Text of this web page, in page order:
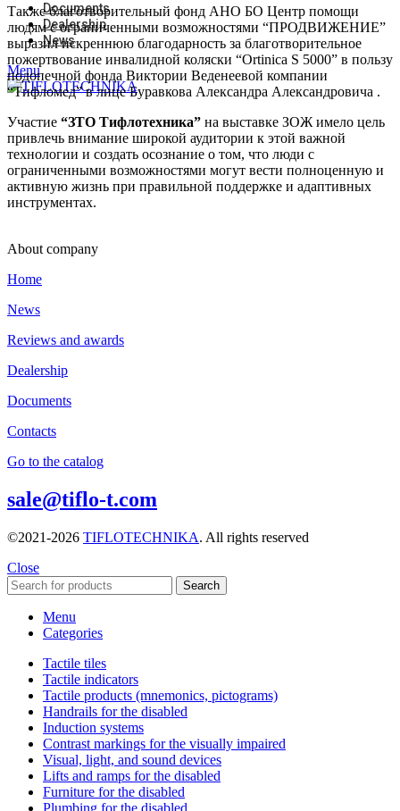
Documents
Dealership
News
Menu
Также благотворительный фонд АНО БО Центр помощи
людям с ограниченными возможностями “ПРОДВИЖЕНИЕ”
выразил искреннюю благодарность за благотворительное
пожертвование инвалидной коляски “Ortinica S 5000” в пользу
подопечной фонда Виктории Веденеевой компании
“Тифломед” в лице Буравкова Александра Александровича .
Участие “ЗТО Тифлотехника” на выставке ЗОЖ имело цель
привлечь внимание широкой аудитории к этой важной
технологии и создать осознание о том, что люди с
ограниченными возможностями могут вести полноценную и
активную жизнь при правильной поддержке и адаптивных
инструментах.
About company
Home
News
Reviews and awards
Dealership
Documents
Contacts
Go to the catalog
sale@tiflo-t.com
©2021-2026 TIFLOTECHNIKA. All rights reserved
Close
Search
Menu
Categories
Tactile tiles
Tactile indicators
Tactile products (mnemonics, pictograms)
Handrails for the disabled
Induction systems
Contrast markings for the visually impaired
Visual, light, and sound devices
Lifts and ramps for the disabled
Furniture for the disabled
Plumbing for the disabled